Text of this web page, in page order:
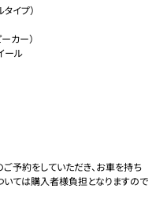
イプ）
カー）
ール
予約をしていただき、お車を持ち
いては購入者様負担となりますので